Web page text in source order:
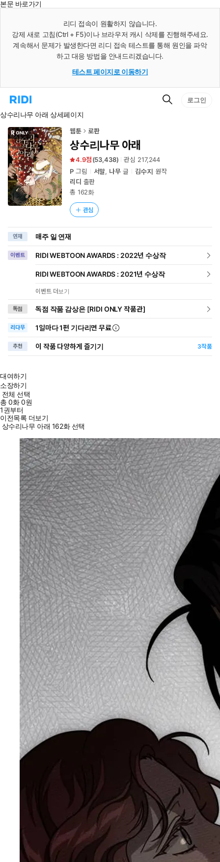
본문 바로가기
리디 접속이 원활하지 않습니다.
강제 새로 고침(Ctrl + F5)이나 브라우저 캐시 삭제를 진행해주세요.
계속해서 문제가 발생한다면 리디 접속 테스트를 통해 원인을 파악
하고 대응 방법을 안내드리겠습니다.
테스트 페이지로 이동하기
리
홈
로
이
동
검
로그인
상수리나무 아래 상세페이지
웹툰 로판
상수리나무 아래
4.9 (53,438) 관심 217,244
P그림 서말, 나무글 김수지 원작
리디 출판
총 162화
관심
연재 매주 일 연재
이벤트 RIDI WEBTOON AWARDS : 2022년 수상작
RIDI WEBTOON AWARDS : 2021년 수상작
이벤트 더보기
독점 독점 작품 감상은 [RIDI ONLY 작품관]
리다무 1일마다1편 기다리면 무료
추천 이 작품 다양하게 즐기기 3작품
대여하기
소장하기
전체 선택
총0화0원
1권부터
이전목록 더보기
상수리나무 아래 162화 선택